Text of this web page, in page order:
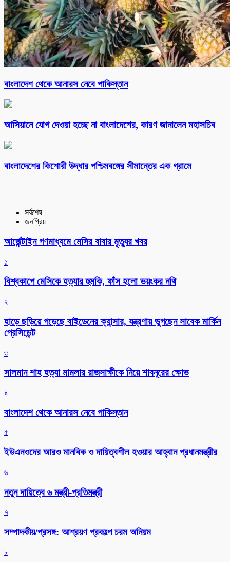
বাংলাদেশ থেকে আনারস নেবে পাকিস্তান
আসিয়ানে যোগ দেওয়া হচ্ছে না বাংলাদেশের, কারণ জানালেন মহাসচিব
বাংলাদেশের কিশোরী উদ্ধার পশ্চিমবঙ্গের সীমান্তের এক গ্রামে
সর্বশেষ
জনপ্রিয়
আর্জেন্টাইন গণমাধ্যমে মেসির বাবার মৃত্যুর খবর
১
বিশ্বকাপে মেসিকে হত্যার হুমকি, ফাঁস হলো ভয়ংকর নথি
২
হাড়ে ছড়িয়ে পড়েছে বাইডেনের ক্যান্সার, যন্ত্রণায় ভুগছেন সাবেক মার্কিন
প্রেসিডেন্ট
৩
সালমান শাহ হত্যা মামলার রাজসাক্ষীকে নিয়ে শাবনূরের ক্ষোভ
৪
বাংলাদেশ থেকে আনারস নেবে পাকিস্তান
৫
ইউএনওদের আরও মানবিক ও দায়িত্বশীল হওয়ার আহ্বান প্রধানমন্ত্রীর
৬
নতুন দায়িত্বে ৬ মন্ত্রী-প্রতিমন্ত্রী
৭
সম্পাদকীয়/প্রসঙ্গ: আশ্রয়ণ প্রকল্পে চরম অনিয়ম
৮